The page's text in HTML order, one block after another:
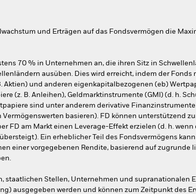
und Erträgen auf das Fondsvermögen die
70 % in Unternehmen an, die ihren Sitz in
ausüben. Dies wird erreicht, indem der Fonds
und anderen eigenkapitalbezogenen (eb)
(z. B. Anleihen), Geldmarktinstrumente (GMI) (d. h.
sind unter anderem derivative Finanzinstrumente
basieren). FD können unterstützend
FD am Markt einen Leverage-Effekt erzielen (d. h.
Ein erheblicher Teil des Fondsvermögens
einer vorgegebenen Rendite, basierend auf zugrunde
staatlichen Stellen, Unternehmen und supranationalen
ausgegeben werden und können zum Zeitpunkt des